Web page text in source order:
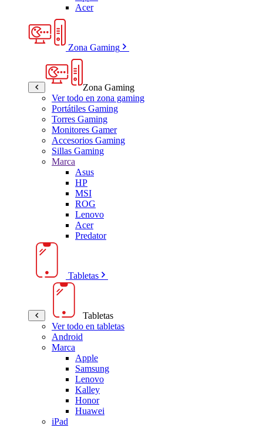
Acer
Zona Gaming
Zona Gaming
Ver todo en zona gaming
Portátiles Gaming
Torres Gaming
Monitores Gamer
Accesorios Gaming
Sillas Gaming
Marca
Asus
HP
MSI
ROG
Lenovo
Acer
Predator
Tabletas
Tabletas
Ver todo en tabletas
Android
Marca
Apple
Samsung
Lenovo
Kalley
Honor
Huawei
iPad